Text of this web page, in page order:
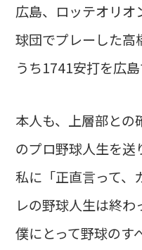
広島、ロッテオリオ
球団でプレーした高
うち1741安打を広島
本人も、上層部との
のプロ野球人生を送
私に「正直言って、
レの野球人生は終
僕にとって野球のす